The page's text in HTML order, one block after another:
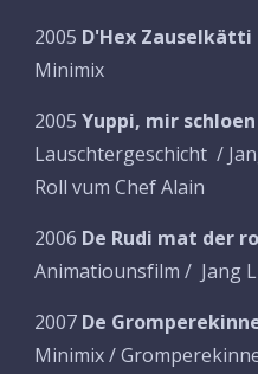
2005 D'Hex Zauselkätti
Minimix
2005Yuppi, mir
Lauschtergeschicht /
Roll vum Chef Alain
2006 De Rudi mat der
Animatiounsfilm / Jang
2007 De
Minimix /